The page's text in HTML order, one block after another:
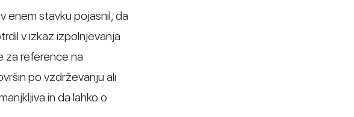
enem stavku pojasnil, da
v izkaz izpolnjevanja
za reference na
po vzdrževanju ali
in da lahko o